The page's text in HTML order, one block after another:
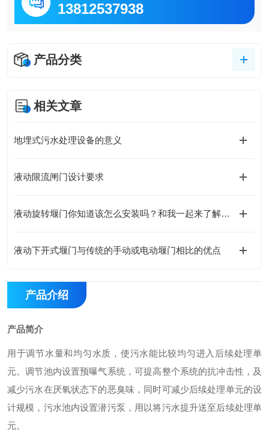
13812537938
产品分类
相关文章
地埋式污水处理设备的意义
液动限流闸门设计要求
液动旋转堰门你知道该怎么安装吗？和我一起来了解一下吧！
液动下开式堰门与传统的手动或电动堰门相比的优点
产品介绍
产品简介
用于调节水量和均匀水质，使污水能比较均匀进入后续处理单
元。调节池内设置预曝气系统，可提高整个系统的抗冲击性，及
减少污水在厌氧状态下的恶臭味，同时可减少后续处理单元的设
计规模，污水池内设置潜污泵，用以将污水提升送至后续处理单
元。